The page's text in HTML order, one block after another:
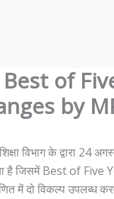
of
by
विभाग के द्वारा 24
है जिसमें Best of Five
में दो विकल्प उपलब्ध